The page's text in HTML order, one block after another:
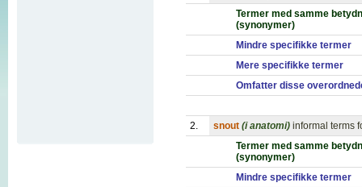
Termer med samme
(synonymer)
Mindre specifikke termer
Mere specifikke termer
Omfatter disse
2. snout (i anatomi) informal terms
Termer med samme
(synonymer)
Mindre specifikke termer